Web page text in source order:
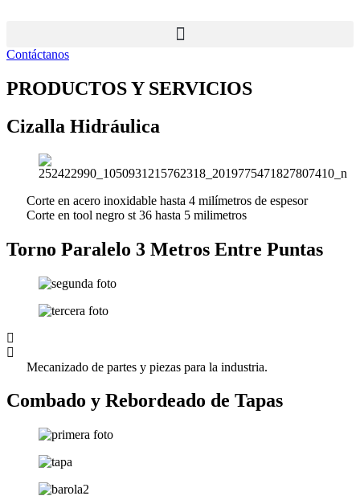
Contáctanos
PRODUCTOS Y SERVICIOS
Cizalla Hidráulica
Corte en acero inoxidable hasta 4 milímetros de espesor
Corte en tool negro st 36 hasta 5 milimetros
Torno Paralelo 3 Metros Entre Puntas
Mecanizado de partes y piezas para la industria.
Combado y Rebordeado de Tapas